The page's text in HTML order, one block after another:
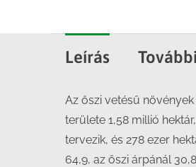
Leírás
Az őszi vetésű
területe 1,58 millió
tervezik, és 278 ezer
64,9, az őszi árpánál